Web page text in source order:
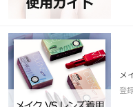
INSTAGRAM TWITTER
メ